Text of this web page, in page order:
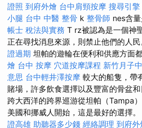
證照 到府外燴 台中肩頸按摩 搜尋引擎
小腿 台中 中醫 整骨 k 整骨師 nes含
帳士 稅法與實務 T rz被認為是一個神
正在尋找消息來源，則禁止他們的人民
證過期 坦帕的遊輪在便利和供應方面
燴 台中 按摩 穴道按摩課程 新竹月子
意思 台中輕井澤按摩 較大的船隻，帶
賭場，許多飲食選擇以及豐富的骨盆
跨大西洋的跨界巡游從坦帕（Tampa
美國和挪威人開始，這是最好的選擇。
證高雄 助聽器多少錢 經絡調理 到府外